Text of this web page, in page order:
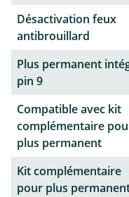
Désactivation feux
antibrouillard
Plus permanent
pin 9
Compatible avec kit
complémentaire
plus permanent
Kit complémentaire
pour plus